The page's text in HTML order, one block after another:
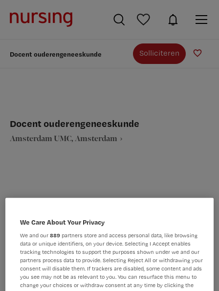
Docent ouderengeneeskunde Solliciteren
Docent ouderengeneeskunde
Amsterdam UMC, Amsterdam
Ziekenhuis Tijdelijk met uitzicht op vast
PLAATSINGSDATUM
10 oktober 2025
NIVEAU
HBO
ERVARING DIENSTVERBAND
We Care About Your Privacy
We and our889 partners store and access personal data, like browsing
data or unique identifiers, on your device. Selecting I Accept enables
tracking technologies to support the purposes shown under we and our
partners process data to provide. Selecting Reject All or withdrawing your
consent will disable them. If trackers are disabled, some content and ads
you see may not be as relevant to you. You can resurface this menu to
change your choices or withdraw consent at any time by clicking the